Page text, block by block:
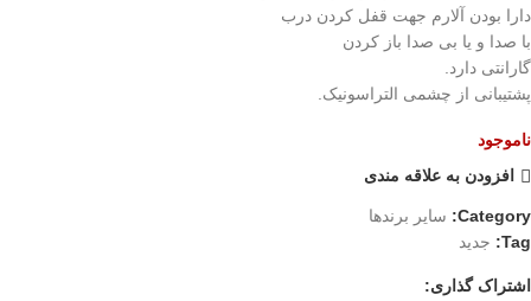
دارا بودن آلارم جهت قفل کردن درب
با صدا و یا بی صدا باز کردن
گارانتی دارد.
پشتیبانی از چشمی التراسونیک.
ناموجود
افزودن به علاقه مندی
Category:
سایر برندها
Tag:
جدید
اشتراک گذاری: